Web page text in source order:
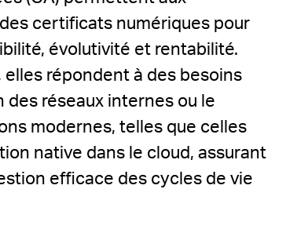
certificats numériques pour
évolutivité et rentabilité.
répondent à des besoins
réseaux internes ou le
modernes, telles que celles
native dans le cloud, assurant
efficace des cycles de vie